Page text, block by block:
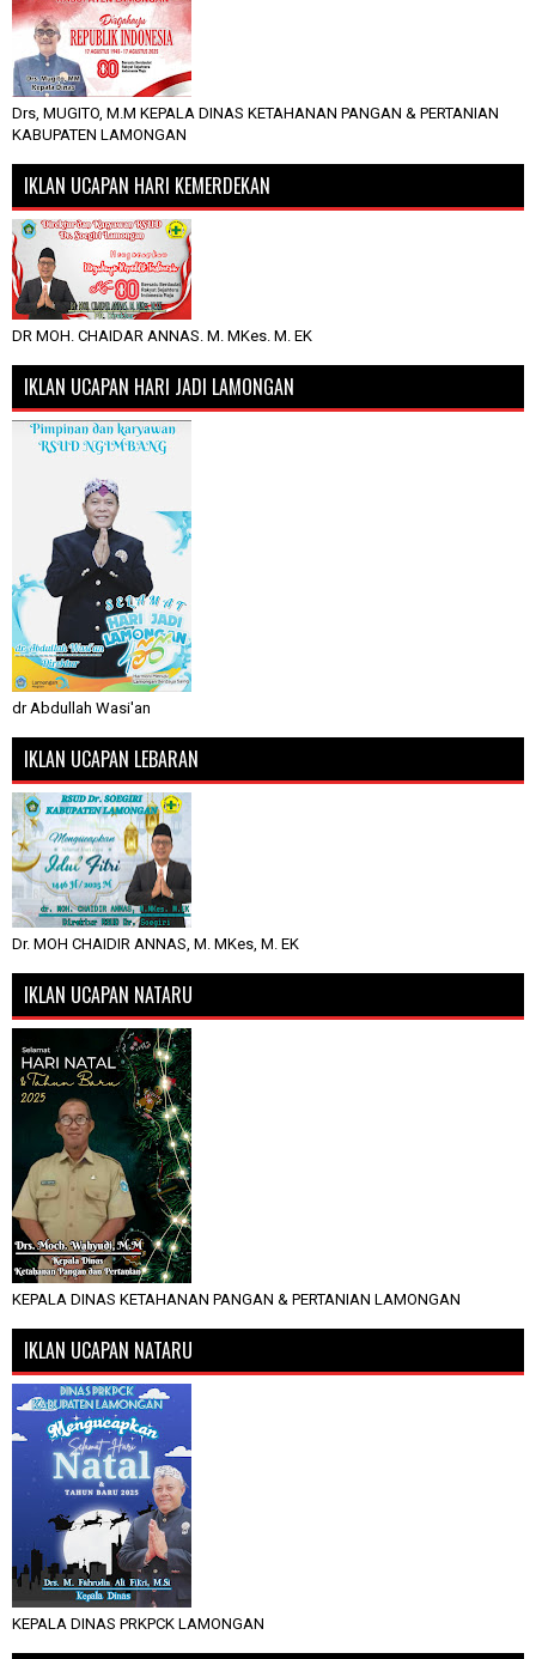
Drs, MUGITO, M.M KEPALA DINAS KETAHANAN PANGAN & PERTANIAN
KABUPATEN LAMONGAN
IKLAN UCAPAN HARI KEMERDEKAN
DR MOH. CHAIDAR ANNAS. M. MKes. M. EK
IKLAN UCAPAN HARI JADI LAMONGAN
dr Abdullah Wasi'an
IKLAN UCAPAN LEBARAN
Dr. MOH CHAIDIR ANNAS, M. MKes, M. EK
IKLAN UCAPAN NATARU
KEPALA DINAS KETAHANAN PANGAN & PERTANIAN LAMONGAN
IKLAN UCAPAN NATARU
KEPALA DINAS PRKPCK LAMONGAN